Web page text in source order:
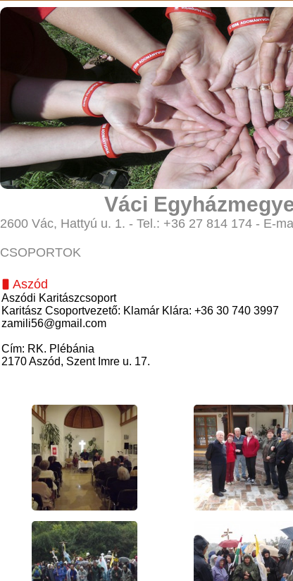
Váci
2600 Vác, Hattyú u. 1. - Tel.: +36 27 814 174 - E-
CSOPORTOK
Aszód
Aszódi Karitászcsoport
Karitász Csoportvezető: Klamár Klára: +36 30 740 3997
zamili56@gmail.com
Cím: RK. Plébánia
2170 Aszód, Szent Imre u. 17.